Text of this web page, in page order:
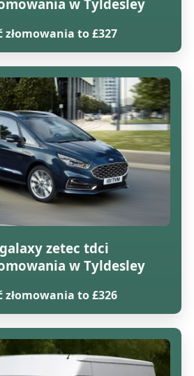
w Tyldesley
złomowania to £327
zetec tdci
w Tyldesley
złomowania to £326